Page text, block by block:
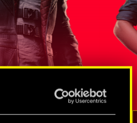
опытом,
себя во время
Он умеет
, добывать
в крепости,
Даже
обладают
заметно